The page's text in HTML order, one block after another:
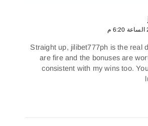
Straight up, jilibet777ph is the
are fire and the bonuses are
consistent with my wins too.